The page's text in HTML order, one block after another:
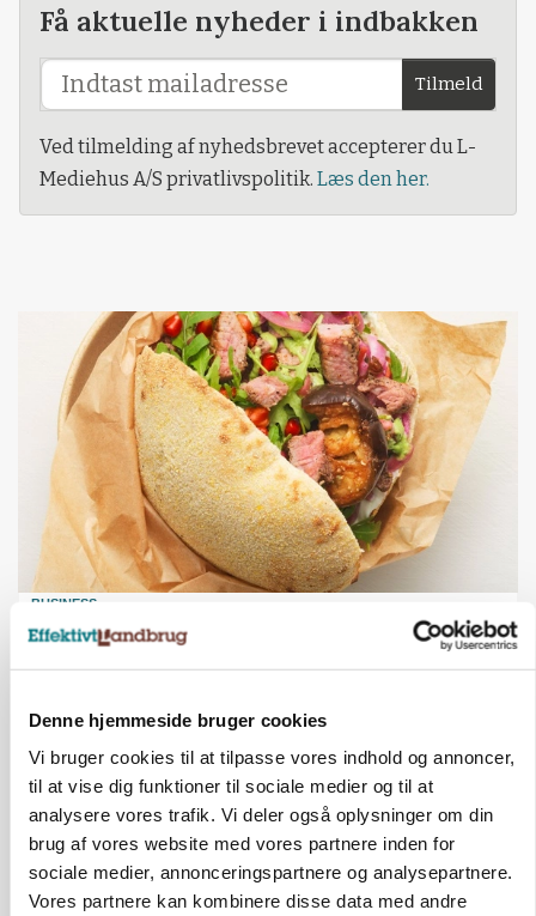
Denne hjemmeside bruger cookies
Vi bruger cookies til at tilpasse vores indhold og annoncer,
til at vise dig funktioner til sociale medier og til at
analysere vores trafik. Vi deler også oplysninger om din
brug af vores website med vores partnere inden for
sociale medier, annonceringspartnere og analysepartnere.
Vores partnere kan kombinere disse data med andre
Få aktuelle nyheder i indbakken
Tilmeld
Ved tilmelding af nyhedsbrevet accepterer du L-
Mediehus A/S privatlivspolitik. Læs den her.
BUSINESS
Grambogård får oksekød på menuen hos
københavnsk restaurantkæde
Loading...
KULTUR
Australske landmænd tackler vandmangel og
klima: Det kan danske bedrifter lære